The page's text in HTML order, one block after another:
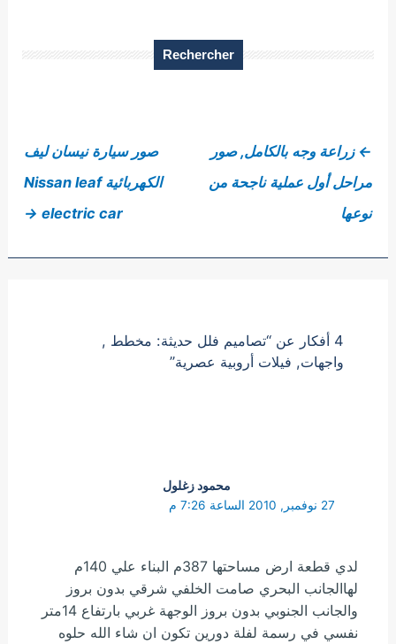
Rechercher
← زراعة وجه بالكامل, صور
مراحل أول عملية ناجحة من
نوعها
صور سيارة نيسان ليف
الكهربائية Nissan leaf
electric car
→
4 أفكار عن “تصاميم فلل حديثة: مخطط ,
واجهات, فيلات أروبية عصرية”
محمود زغلول
27 نوفمبر, 2010 الساعة 7:26 م
لدي قطعة ارض مساحتها 387م البناء علي 140م
لهاالجانب البحري صامت الخلفي شرقي بدون بروز
والجانب الجنوبي بدون بروز الوجهة غربي بارتفاع 14متر
نفسي في رسمة لفلة دورين تكون ان شاء الله حلوه